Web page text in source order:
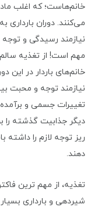
خانم‌هاست؛ که اغلب
می‌کنند. دوران بارداری
نیازمند رسیدگی و
مهم است! از تغذیه
خانم‌های باردار در
نیازمند توجه و محبت
تغییرات جسمی و
دیگر جذابیت گذشته را
ریز توجه لازم را داشته
دهند.
تغذیه، از مهم ترین
شیردهی و بارداری